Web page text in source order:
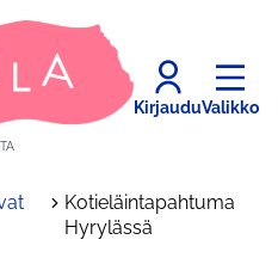
KirjauduValikko
Kotieläintapahtuma
Hyrylässä